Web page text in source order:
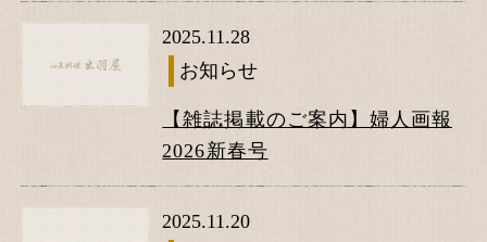
2025.11.28
お知らせ
【雑誌掲載のご案内】婦人画報
2026新春号
2025.11.20